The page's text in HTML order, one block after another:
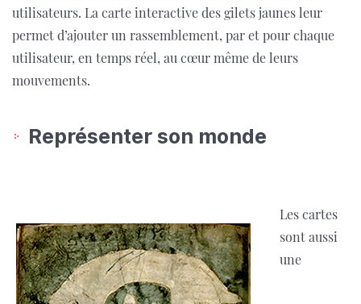
utilisateurs. La carte interactive des gilets jaunes leur
permet d’ajouter un rassemblement, par et pour chaque
utilisateur, en temps réel, au cœur même de leurs
mouvements.
Représenter son monde
Les cartes
sont aussi
une